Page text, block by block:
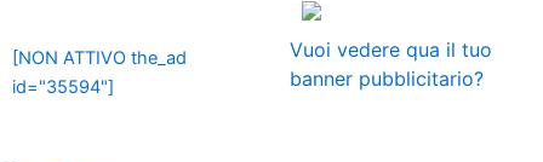
[NON ATTIVO the_ad
id="35594"]
ADS
Vuoi vedere qua il tuo
banner pubblicitario?